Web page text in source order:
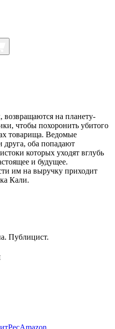
на планету-
чтобы похоронить убитого
товарища. Ведомые
друга, оба попадают
которых уходят вглубь
и будущее.
им на выручку приходит
Кали.
Публицист.